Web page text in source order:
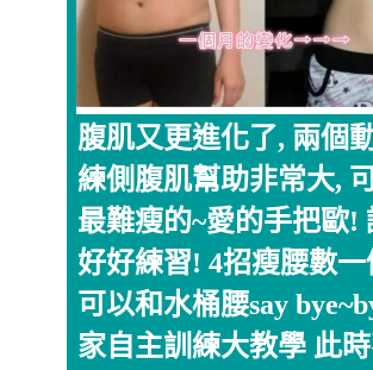
腹肌又更進化了, 兩個
練側腹肌幫助非常大,
最難瘦的~愛的手把歐!
好好練習! 4招瘦腰數
可以和水桶腰say
家自主訓練大教學 此